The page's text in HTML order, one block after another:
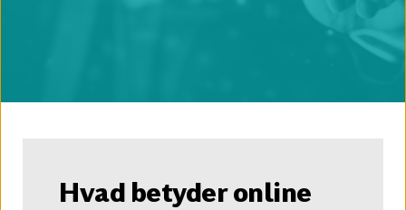
Hvad betyder online